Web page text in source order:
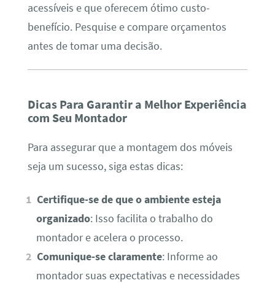
acessíveis e que oferecem ótimo custo-
benefício. Pesquise e compare orçamentos
antes de tomar uma decisão.
Dicas Para Garantir a Melhor Experiência
com Seu Montador
Para assegurar que a montagem dos móveis
seja um sucesso, siga estas dicas:
Certifique-se de que o ambiente esteja
organizado: Isso facilita o trabalho do
montador e acelera o processo.
Comunique-se claramente: Informe ao
montador suas expectativas e necessidades